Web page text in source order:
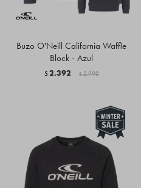
Buzo O'Neill California Waffle
Block - Azul
$2.392 $ 2.990